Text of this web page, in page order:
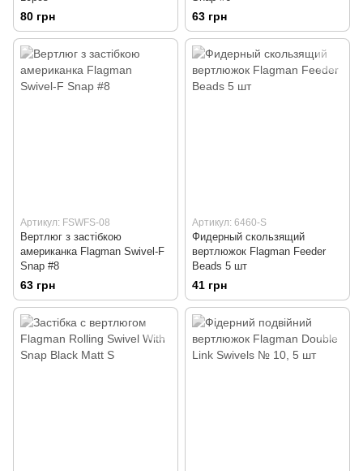
80 грн 63 грн
Артикул: FSWFS-08
Вертлюг з застібкою
американка Flagman Swivel-F
Snap #8
63 грн
Артикул: 6460-S
Фидерный скользящий
вертлюжок Flagman Feeder
Beads 5 шт
41 грн